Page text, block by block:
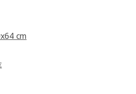
cm
5 étoiles Nombre total d'avis: 467